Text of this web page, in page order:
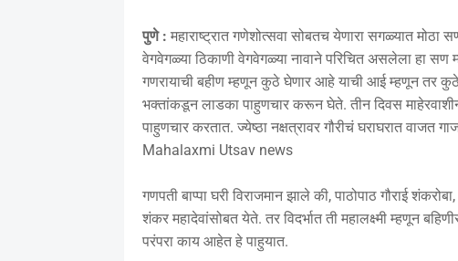
पुणे : महाराष्ट्रात गणेशोत्सवा सोबतच येणारा सगळ्यात मोठा
वेगवेगळ्या ठिकाणी वेगवेगळ्या नावाने परिचित असलेला हा
गणरायाची बहीण म्हणून कुठे घेणार आहे याची आई म्हणून तर कुठे
भक्तांकडून लाडका पाहुणचार करून घेते. तीन दिवस
पाहुणचार करतात. ज्येष्ठा नक्षत्रावर गौरीचं घराघरात
Mahalaxmi Utsav news
गणपती बाप्पा घरी विराजमान झाले की, पाठोपाठ गौराई
शंकर महादेवांसोबत येते. तर विदर्भात ती महालक्ष्मी म्हणून
परंपरा काय आहेत हे पाहुयात.